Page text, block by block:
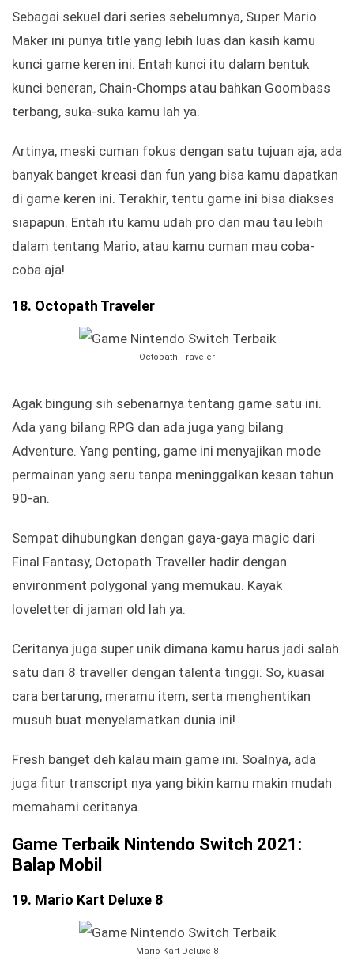
Sebagai sekuel dari series sebelumnya, Super Mario
Maker ini punya title yang lebih luas dan kasih kamu
kunci game keren ini. Entah kunci itu dalam bentuk
kunci beneran, Chain-Chomps atau bahkan Goombass
terbang, suka-suka kamu lah ya.
Artinya, meski cuman fokus dengan satu tujuan aja, ada
banyak banget kreasi dan fun yang bisa kamu dapatkan
di game keren ini. Terakhir, tentu game ini bisa diakses
siapapun. Entah itu kamu udah pro dan mau tau lebih
dalam tentang Mario, atau kamu cuman mau coba-
coba aja!
18. Octopath Traveler
Octopath Traveler
Agak bingung sih sebenarnya tentang game satu ini.
Ada yang bilang RPG dan ada juga yang bilang
Adventure. Yang penting, game ini menyajikan mode
permainan yang seru tanpa meninggalkan kesan tahun
90-an.
Sempat dihubungkan dengan gaya-gaya magic dari
Final Fantasy, Octopath Traveller hadir dengan
environment polygonal yang memukau. Kayak
loveletter di jaman old lah ya.
Ceritanya juga super unik dimana kamu harus jadi salah
satu dari 8 traveller dengan talenta tinggi. So, kuasai
cara bertarung, meramu item, serta menghentikan
musuh buat menyelamatkan dunia ini!
Fresh banget deh kalau main game ini. Soalnya, ada
juga fitur transcript nya yang bikin kamu makin mudah
memahami ceritanya.
Game Terbaik Nintendo Switch 2021:
Balap Mobil
19. Mario Kart Deluxe 8
Mario Kart Deluxe 8